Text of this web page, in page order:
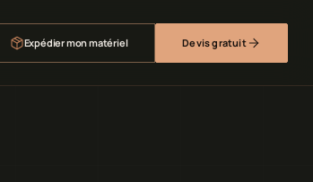
Expédier mon matériel Devis gratuit